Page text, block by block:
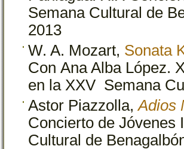
Semana Cultural de
2013
W. A. Mozart, Sonata
Con Ana Alba López.
en la XXV Semana
Astor Piazzolla,Adios
Concierto de Jóvenes
Cultural de